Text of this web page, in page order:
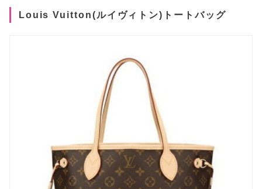
Louis Vuitton(ルイヴィトン)トートバッグ